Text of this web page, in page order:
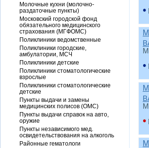
•
•
•
Молочные кухни (молочно-
раздаточные пункты)
Московский городской фонд
обязательного медицинского
страхования (МГФОМС)
Поликлиники ведомственные
Поликлиники городские,
амбулатории, МСЧ
Поликлиники детские
Поликлиники стоматологические
взрослые
Поликлиники стоматологические
детские
Пункты выдачи и замены
медицинских полисов (ОМС)
Пункты выдачи справок на авто,
оружие
Пункты независимого мед.
освидетельствования на алкоголь
Районные гематологи